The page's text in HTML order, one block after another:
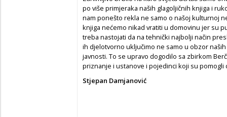
po više primjeraka naših glagoljičnih knjiga i
nam ponešto rekla ne samo o našoj kulturnoj
knjiga nećemo nikad vratiti u domovinu jer su
treba nastojati da na tehnički najbolji način
ih djelotvorno uključimo ne samo u obzor
javnosti. To se upravo dogodilo sa zbirkom
priznanje i ustanove i pojedinci koji su pomogli
Stjepan Damjanović